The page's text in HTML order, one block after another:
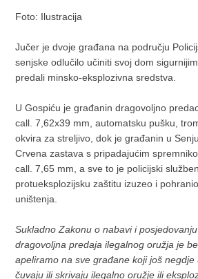
Foto: Ilustracija
Jučer je dvoje građana na području
senjske odlučilo učiniti svoj dom
predali minsko-eksplozivna sredstva.
U Gospiću je građanin dragovoljno
call. 7,62x39 mm, automatsku pušku,
okvira za streljivo, dok je građanin u
Crvena zastava s pripadajućim
call. 7,65 mm, a sve to je policijski
protueksplozijsku zaštitu izuzeo i
uništenja.
Sukladno Zakonu o nabavi i
dragovoljna predaja ilegalnog oružja je
apeliramo na sve građane koji još negdje
čuvaju ili skrivaju ilegalno oružje ili